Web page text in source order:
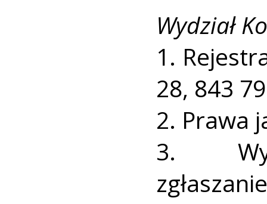
Wydział
1.
28, 843
2. Prawa
3.